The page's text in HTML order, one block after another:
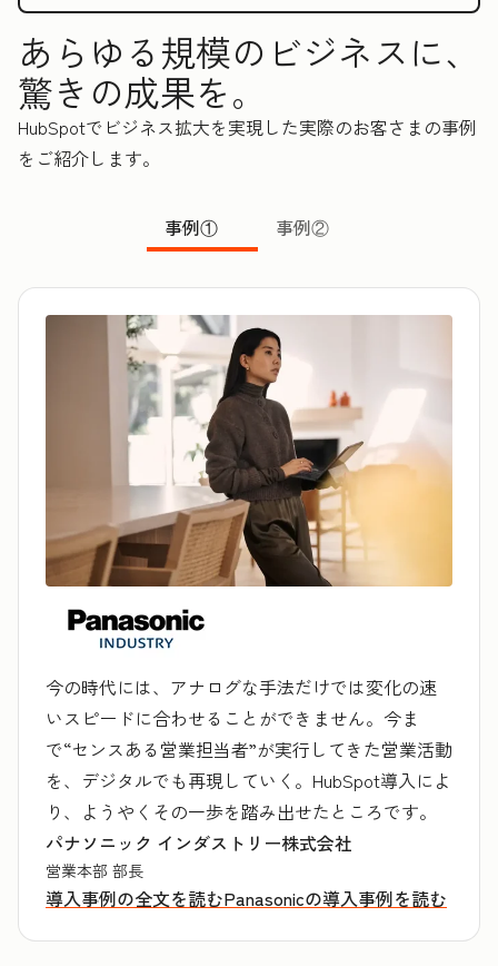
あらゆる規模のビジネスに、
驚きの成果を。
HubSpotでビジネス拡大を実現した実際のお客さまの事例
をご紹介します。
事例① 事例②
今の時代には、アナログな手法だけでは変化の速
いスピードに合わせることができません。今ま
で“センスある営業担当者”が実行してきた営業活動
を、デジタルでも再現していく。HubSpot導入によ
り、ようやくその一歩を踏み出せたところです。
パナソニック インダストリー株式会社
営業本部 部長
導入事例の全文を読むPanasonicの導入事例を読む